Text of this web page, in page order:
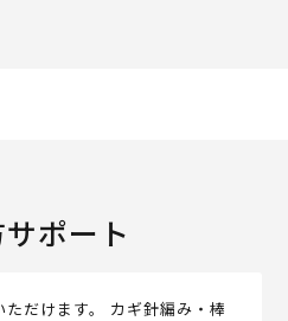
ポート
だけます。 カギ針編み・棒